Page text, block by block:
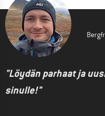
"Löydän parhaat ja
sinulle!"